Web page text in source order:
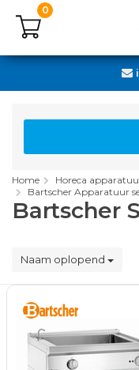
0
0
Home Horeca
Bartscher Apparatuur
Bartscher
Naam oplopend